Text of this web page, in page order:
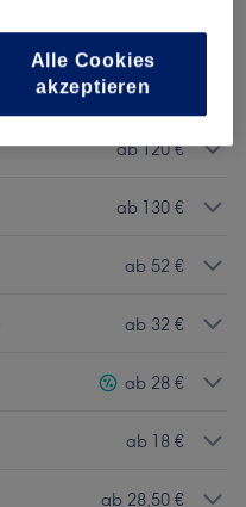
ab 165 €
ab 115 €
ab 120 €
ab 130 €
ab 52 €
ab 32 €
ab 28 €
ab 18 €
ab 28,50 €
Alle Cookies
akzeptieren